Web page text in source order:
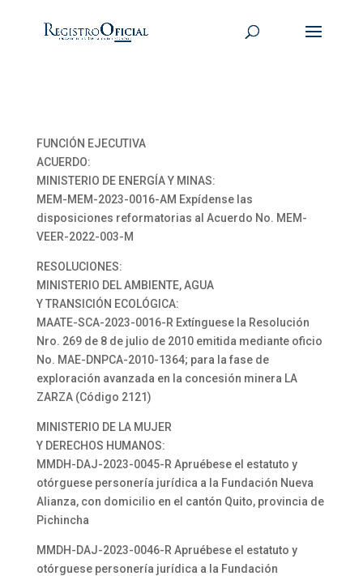
FUNCIÓN EJECUTIVA
ACUERDO:
MINISTERIO DE ENERGÍA Y MINAS:
MEM-MEM-2023-0016-AM Expídense las
disposiciones reformatorias al Acuerdo No. MEM-
VEER-2022-003-M
RESOLUCIONES:
MINISTERIO DEL AMBIENTE, AGUA
Y TRANSICIÓN ECOLÓGICA:
MAATE-SCA-2023-0016-R Extínguese la Resolución
Nro. 269 de 8 de julio de 2010 emitida mediante oficio
No. MAE-DNPCA-2010-1364; para la fase de
exploración avanzada en la concesión minera LA
ZARZA (Código 2121)
MINISTERIO DE LA MUJER
Y DERECHOS HUMANOS:
MMDH-DAJ-2023-0045-R Apruébese el estatuto y
otórguese personería jurídica a la Fundación Nueva
Alianza, con domicilio en el cantón Quito, provincia de
Pichincha
MMDH-DAJ-2023-0046-R Apruébese el estatuto y
otórguese personería jurídica a la Fundación